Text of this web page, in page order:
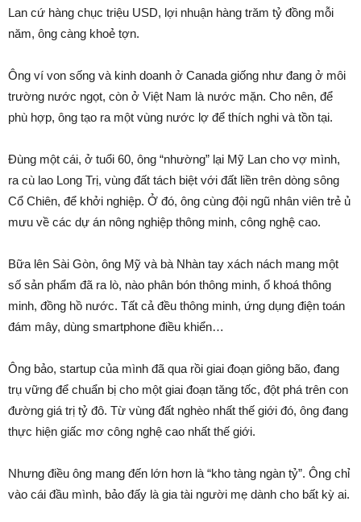
Lan cứ hàng chục triệu USD, lợi nhuận hàng trăm tỷ đồng mỗi
năm, ông càng khoẻ tợn.
Ông ví von sống và kinh doanh ở Canada giống như đang ở môi
trường nước ngọt, còn ở Việt Nam là nước mặn. Cho nên, để
phù hợp, ông tạo ra một vùng nước lợ để thích nghi và tồn tại.
Đùng một cái, ở tuổi 60, ông “nhường” lại Mỹ Lan cho vợ mình,
ra cù lao Long Trị, vùng đất tách biệt với đất liền trên dòng sông
Cổ Chiên, để khởi nghiệp. Ở đó, ông cùng đội ngũ nhân viên trẻ ủ
mưu về các dự án nông nghiệp thông minh, công nghệ cao.
Bữa lên Sài Gòn, ông Mỹ và bà Nhàn tay xách nách mang một
số sản phẩm đã ra lò, nào phân bón thông minh, ổ khoá thông
minh, đồng hồ nước. Tất cả đều thông minh, ứng dụng điện toán
đám mây, dùng smartphone điều khiển…
Ông bảo, startup của mình đã qua rồi giai đoạn giông bão, đang
trụ vững để chuẩn bị cho một giai đoạn tăng tốc, đột phá trên con
đường giá trị tỷ đô. Từ vùng đất nghèo nhất thế giới đó, ông đang
thực hiện giấc mơ công nghệ cao nhất thế giới.
Nhưng điều ông mang đến lớn hơn là “kho tàng ngàn tỷ”. Ông chỉ
vào cái đầu mình, bảo đấy là gia tài người mẹ dành cho bất kỳ ai.